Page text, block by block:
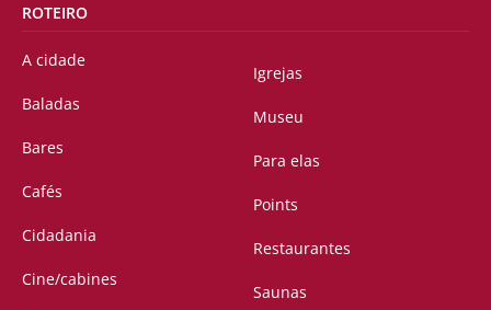
ROTEIRO
A cidade
Baladas
Bares
Cafés
Cidadania
Cine/cabines
Igrejas
Museu
Para elas
Points
Restaurantes
Saunas